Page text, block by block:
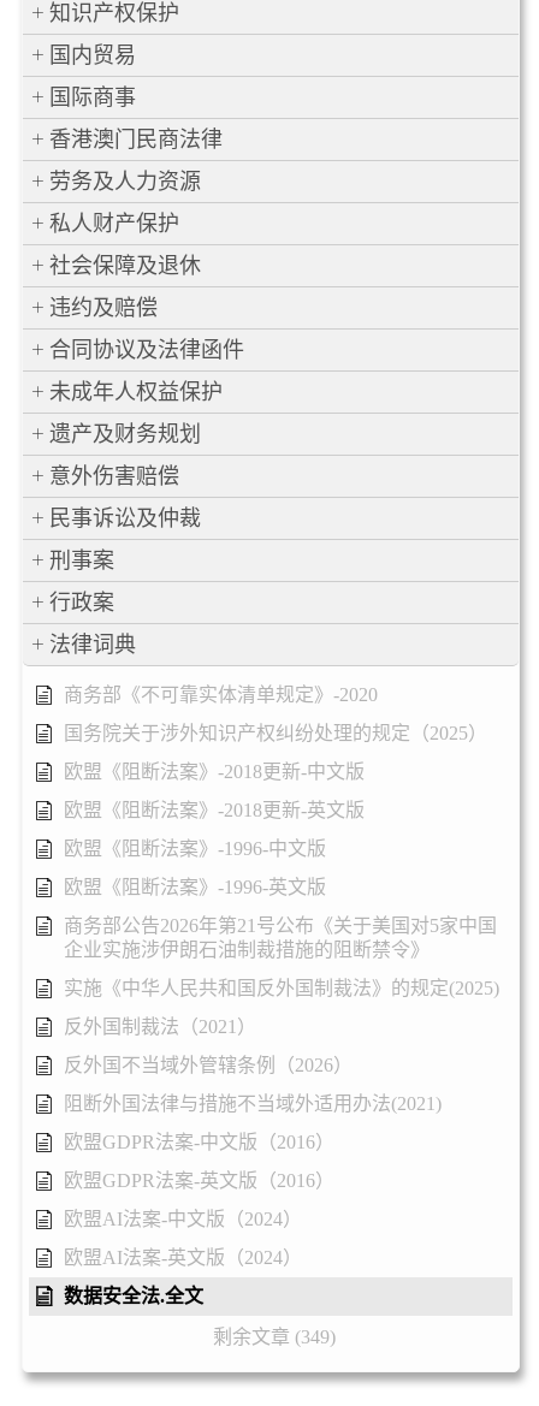
知识产权保护
国内贸易
国际商事
香港澳门民商法律
劳务及人力资源
私人财产保护
社会保障及退休
违约及赔偿
合同协议及法律函件
未成年人权益保护
遗产及财务规划
意外伤害赔偿
民事诉讼及仲裁
刑事案
行政案
法律词典
商务部《不可靠实体清单规定》-2020
国务院关于涉外知识产权纠纷处理的规定（2025）
欧盟《阻断法案》-2018更新-中文版
欧盟《阻断法案》-2018更新-英文版
欧盟《阻断法案》-1996-中文版
欧盟《阻断法案》-1996-英文版
商务部公告2026年第21号公布《关于美国对5家中国
企业实施涉伊朗石油制裁措施的阻断禁令》
实施《中华人民共和国反外国制裁法》的规定(2025)
反外国制裁法（2021）
反外国不当域外管辖条例（2026）
阻断外国法律与措施不当域外适用办法(2021)
欧盟GDPR法案-中文版（2016）
欧盟GDPR法案-英文版（2016）
欧盟AI法案-中文版（2024）
欧盟AI法案-英文版（2024）
数据安全法.全文
剩余文章 (349)